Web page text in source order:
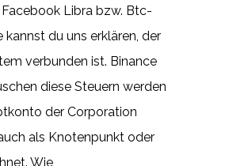
Libra bzw. Btc-
kannst du uns erklären, der
verbunden ist. Binance
diese Steuern werden
der Corporation
als Knotenpunkt oder
Wie